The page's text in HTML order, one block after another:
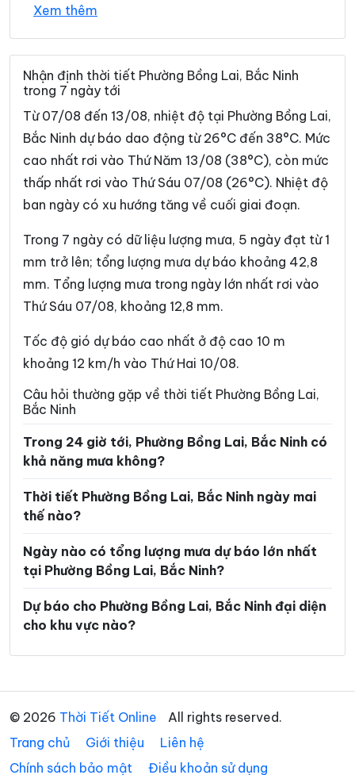
Phường Tiền Phong
Phường Trí Quả Phường Tự Lạn
Phường Từ Sơn Phường Vân Hà
Phường Việt Yên
Phường Vũ Ninh Phường Yên Dũng
Xã An Lạc Xã Bắc Lũng
Xã Bảo Đài Xã Biển Động
Xã Cẩm Lý Xã Cao Đức
Xã Chi Lăng Xã Đại Đồng
Xã Đèo Gia Xã Đông Cứu
Xã Đồng Việt
Xã Gia Bình Xã Hiệp Hòa
Xã Hoàng Vân
Xã Kép Xã Kiên Lao
Xã Lâm Thao Xã Lạng Giang
Xã Liên Bão Xã Lục Nam
Xã Lục Sơn
Xã Lương Tài
Xã Nam Dương Xã Nghĩa Phương
Xã Ngọc Thiện Xã Nhã Nam
Xã Nhân Thắng Xã Phật Tích
Xã Phù Lãng Xã Phúc Hòa
Xem thêm
Nhận định thời tiết Phường Bồng Lai, Bắc Ninh
trong 7 ngày tới
Từ 07/08 đến 13/08, nhiệt độ tại Phường Bồng Lai,
Bắc Ninh dự báo dao động từ 26°C đến 38°C. Mức
cao nhất rơi vào Thứ Năm 13/08 (38°C), còn mức
thấp nhất rơi vào Thứ Sáu 07/08 (26°C). Nhiệt độ
ban ngày có xu hướng tăng về cuối giai đoạn.
Trong 7 ngày có dữ liệu lượng mưa, 5 ngày đạt từ 1
mm trở lên; tổng lượng mưa dự báo khoảng 42,8
mm. Tổng lượng mưa trong ngày lớn nhất rơi vào
Thứ Sáu 07/08, khoảng 12,8 mm.
Tốc độ gió dự báo cao nhất ở độ cao 10 m
khoảng 12 km/h vào Thứ Hai 10/08.
Câu hỏi thường gặp về thời tiết Phường Bồng Lai,
Bắc Ninh
Trong 24 giờ tới, Phường Bồng Lai, Bắc Ninh có
khả năng mưa không?
Thời tiết Phường Bồng Lai, Bắc Ninh ngày mai
thế nào?
Ngày nào có tổng lượng mưa dự báo lớn nhất
tại Phường Bồng Lai, Bắc Ninh?
Dự báo cho Phường Bồng Lai, Bắc Ninh đại diện
cho khu vực nào?
© 2026 Thời Tiết Online
All rights reserved.
Trang chủ
Giới thiệu
Liên hệ
Chính sách bảo mật
Điều khoản sử dụng